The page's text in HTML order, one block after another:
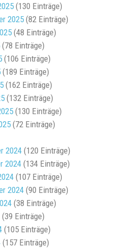
(130 Einträge)
2025(82 Einträge)
(48 Einträge)
(78 Einträge)
(106 Einträge)
(189 Einträge)
(162 Einträge)
(132 Einträge)
(130 Einträge)
(72 Einträge)
2024(120 Einträge)
2024(134 Einträge)
(107 Einträge)
2024(90 Einträge)
(38 Einträge)
(39 Einträge)
(105 Einträge)
(157 Einträge)